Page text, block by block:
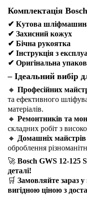
Комплектація
✔ Кутова
✔ Захисний кожух
✔ Бічна рукоятка
✔ Інструкція з
✔ Оригінальна
– Ідеальний вибір
🔸 Професійних
та ефективного
матеріалів.
🔸 Ремонтників та
складних робіт з
🔸 Домашніх майстрів
оброблення
🚀 Bosch GWS 12-125
деталі!
🛒 Замовляйте зараз у
вигідною ціною з